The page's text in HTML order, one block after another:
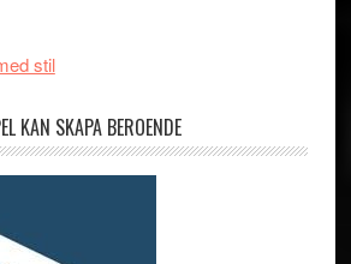
stil
KAN SKAPA BEROENDE